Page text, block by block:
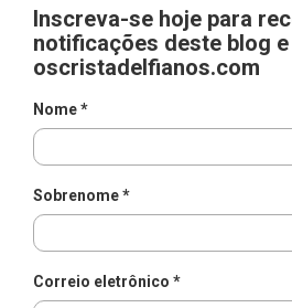
Inscreva-se hoje para
notificações deste blog e
oscristadelfianos.com
Nome *
Sobrenome *
Correio eletrônico *